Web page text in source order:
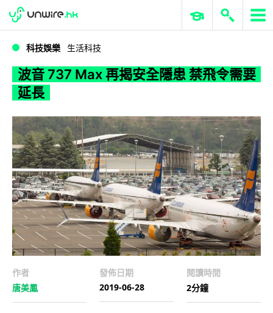
波音 737 Max 再揭安全隱患 禁飛令需要延長
WWDC 2026 ERP 與商業 AI
科技娛樂 生活科技
波音 737 Max 再揭安全隱患 禁飛令需要
延長
作者
唐美鳳
發佈日期
2019-06-28
閱讀時間
2分鐘